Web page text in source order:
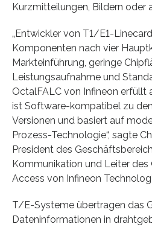
Kurzmitteilungen, Bildern oder
„Entwickler von T1/E1-
Komponenten nach vier
Markteinführung, geringe
Leistungsaufnahme und
OctalFALC von Infineon erfüllt
ist Software-kompatibel zu
Versionen und basiert auf
Prozess-Technologie“, sagte
President des
Kommunikation und Leiter
Access von Infineon
T/E-Systeme übertragen das
Dateninformationen in